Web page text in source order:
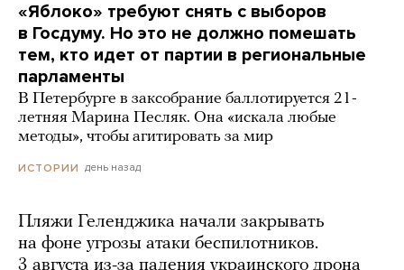
«Яблоко» требуют снять с выборов
в Госдуму. Но это не должно помешать
тем, кто идет от партии в региональные
парламенты
В Петербурге в заксобрание баллотируется 21-
летняя Марина Песляк. Она «искала любые
методы», чтобы агитировать за мир
ИСТОРИИ день назад
Пляжи Геленджика начали закрывать
на фоне угрозы атаки беспилотников.
3 августа из-за падения украинского дрона